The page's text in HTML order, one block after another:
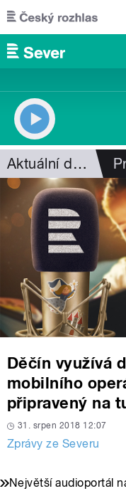
Přejít k hlavnímu obsahu
Aktuální dění
Děčín využívá
mobilního
připravený na
31. srpen 2018 12:07
Zprávy ze Severu
Největší audioportál